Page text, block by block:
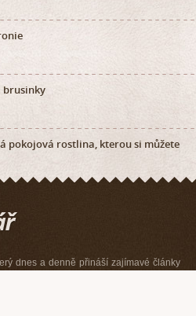
brusinky
pokojová rostlina, kterou si můžete
dnes a denně přináší zajímavé články